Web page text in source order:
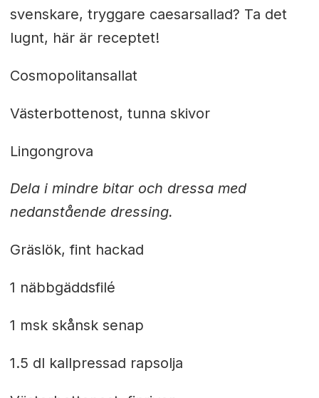
svenskare, tryggare caesarsallad? Ta det
lugnt, här är receptet!
Cosmopolitansallat
Västerbottenost, tunna skivor
Lingongrova
Dela i mindre bitar och dressa med
nedanstående dressing.
Gräslök, fint hackad
1 näbbgäddsfilé
1 msk skånsk senap
1.5 dl kallpressad rapsolja